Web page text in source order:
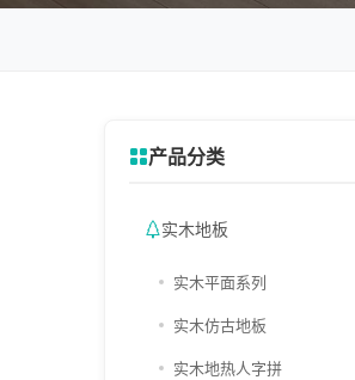
产品分类
实木地板
实木平面系列
实木仿古地板
实木地热人字拼